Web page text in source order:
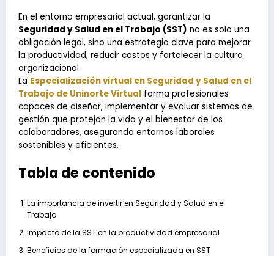
En el entorno empresarial actual, garantizar la
Seguridad y Salud en el Trabajo (SST) no es solo una
obligación legal, sino una estrategia clave para mejorar
la productividad, reducir costos y fortalecer la cultura
organizacional.
La Especialización virtual en Seguridad y Salud en el
Trabajo de Uninorte Virtual forma profesionales
capaces de diseñar, implementar y evaluar sistemas de
gestión que protejan la vida y el bienestar de los
colaboradores, asegurando entornos laborales
sostenibles y eficientes.
Tabla de contenido
La importancia de invertir en Seguridad y Salud en el
Trabajo
Impacto de la SST en la productividad empresarial
Beneficios de la formación especializada en SST